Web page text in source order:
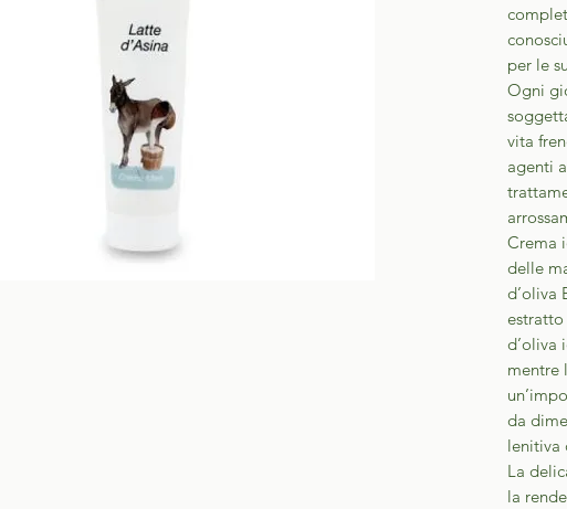
per le
Ogni
vita
agenti
Crema
delle
d’oliva
estratto
d’oliva
mentre
da
lenitiva
La
la